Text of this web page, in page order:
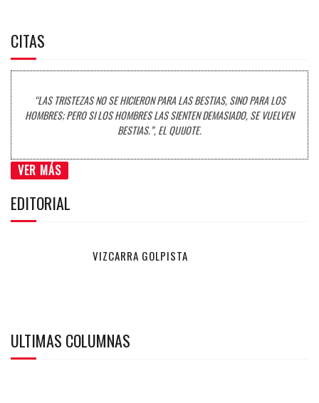
CITAS
“LAS TRISTEZAS NO SE HICIERON PARA LAS BESTIAS, SINO PARA LOS
HOMBRES; PERO SI LOS HOMBRES LAS SIENTEN DEMASIADO, SE VUELVEN
BESTIAS.”, EL QUIJOTE.
VER MÁS
EDITORIAL
VIZCARRA GOLPISTA
ULTIMAS COLUMNAS